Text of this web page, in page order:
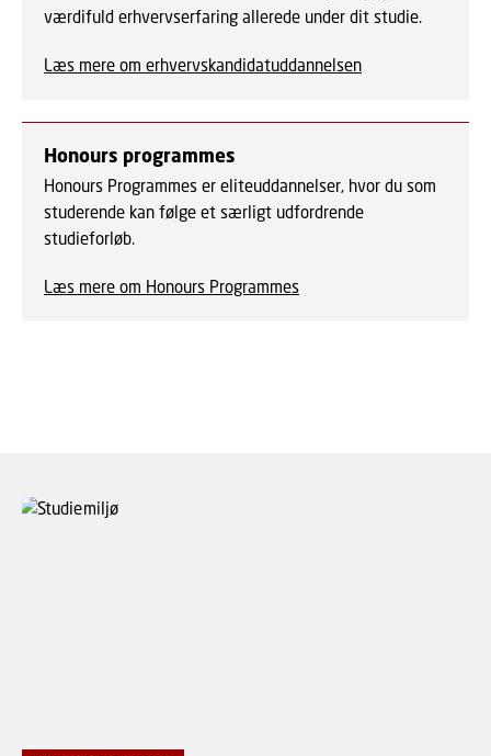
værdifuld erhvervserfaring allerede under dit studie.
Læs mere om erhvervskandidatuddannelsen
Honours programmes
Honours Programmes er eliteuddannelser, hvor du som
studerende kan følge et særligt udfordrende
studieforløb.
Læs mere om Honours Programmes